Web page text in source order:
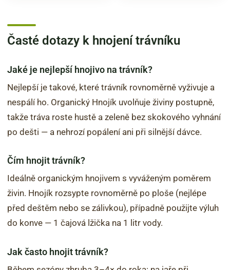
Časté dotazy k hnojení trávníku
Jaké je nejlepší hnojivo na trávník?
Nejlepší je takové, které trávník rovnoměrně vyživuje a
nespálí ho. Organický Hnojík uvolňuje živiny postupně,
takže tráva roste hustě a zeleně bez skokového vyhnání
po dešti — a nehrozí popálení ani při silnější dávce.
Čím hnojit trávník?
Ideálně organickým hnojivem s vyváženým poměrem
živin. Hnojík rozsypte rovnoměrně po ploše (nejlépe
před deštěm nebo se zálivkou), případně použijte výluh
do konve — 1 čajová lžička na 1 litr vody.
Jak často hnojit trávník?